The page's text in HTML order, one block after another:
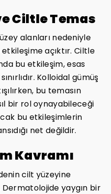
Ciltle Temas
alanları nedeniyle
açıktır. Ciltle
bu etkileşim, esas
Kolloidal gümüş
bu temasın
bir rol oynayabileceği
bu etkileşimlerin
net değildir.
Kavramı
cilt yüzeyine
Dermatolojide yaygın bir